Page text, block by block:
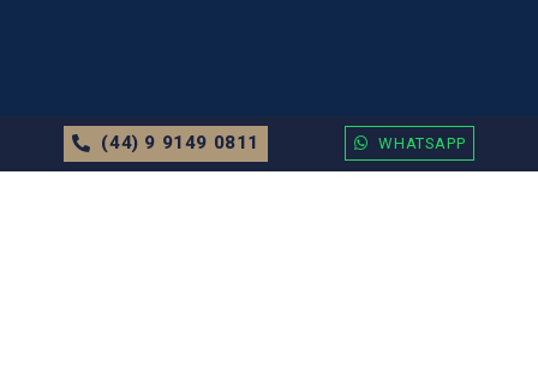
(44) 9 9149 0811 WHATSAPP